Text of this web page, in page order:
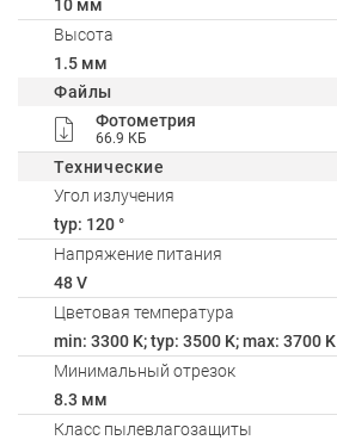
10 мм
Высота
1.5 мм
Файлы
Фотометрия
66.9 КБ
Технические
Угол излучения
typ: 120 °
Напряжение питания
48 V
Цветовая температура
min: 3300 K; typ: 3500 K; max: 3700 K
Минимальный отрезок
8.3 мм
Класс пылевлагозащиты